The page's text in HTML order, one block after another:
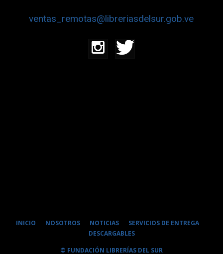
ventas_remotas@libreriasdelsur.gob.ve
INICIO NOSOTROS NOTICIAS
SERVICIOS DE ENTREGA
DESCARGABLES
© FUNDACIÓN LIBRERÍAS DEL SUR